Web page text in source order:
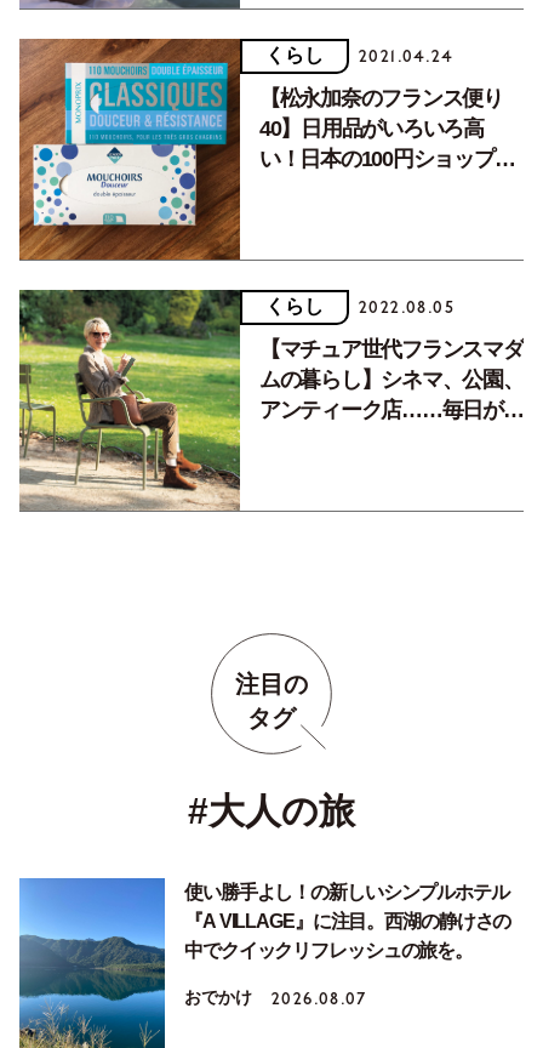
くらし 2021.04.24
【松永加奈のフランス便り
40】日用品がいろいろ高
い！日本の100円ショップは
くらし 2022.08.05
【マチュア世代フランスマダ
ムの暮らし】シネマ、公園、
アンティーク店……毎日が新
注目の
タグ
#大人の旅
使い勝手よし！の新しいシンプルホテル
『A VILLAGE』に注目。西湖の静けさの
中でクイックリフレッシュの旅を。
おでかけ 2026.08.07